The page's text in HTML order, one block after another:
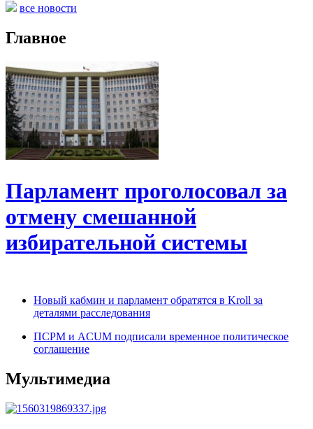
все новости
Главное
Парламент проголосовал за
отмену смешанной
избирательной системы
Новый кабмин и парламент обратятся в Kroll за
деталями расследования
ПСРМ и ACUM подписали временное политическое
соглашение
Мультимедиа